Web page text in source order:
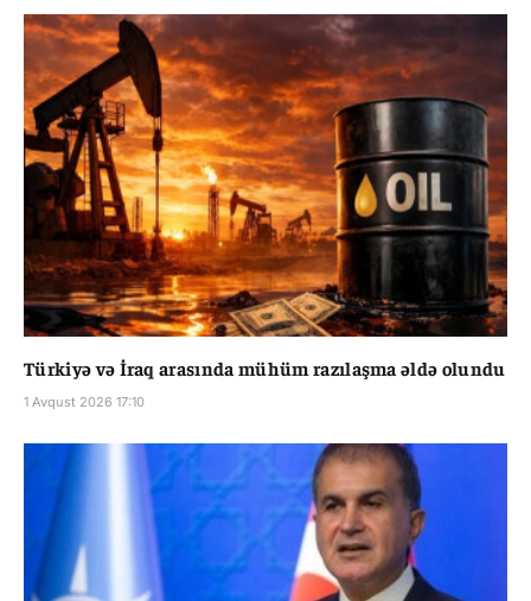
Türkiyə və İraq arasında mühüm razılaşma əldə olundu
1 Avqust 2026 17:10